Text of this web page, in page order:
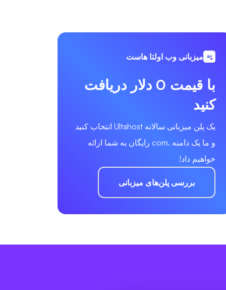
میزبانی وب اولتا هاست
با قیمت 0 دلار دریافت
کنید
یک پلن میزبانی سالانه Ultahost انتخاب کنید
و ما یک دامنه .com رایگان به شما ارائه
خواهیم داد!
بررسی پلن‌های میزبانی